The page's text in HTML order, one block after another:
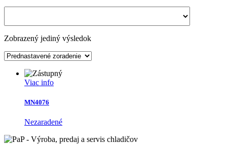
Zobrazený jediný výsledok
Viac info
MN4076
Nezaradené